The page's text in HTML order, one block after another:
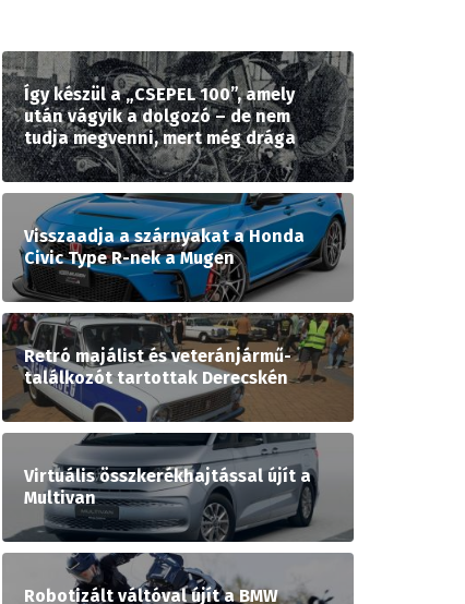
Így készül a „CSEPEL 100”, amely
után vágyik a dolgozó – de nem
tudja megvenni, mert még drága
Visszaadja a szárnyakat a Honda
Civic Type R-nek a Mugen
Retró majálist és veteránjármű-
találkozót tartottak Derecskén
Virtuális összkerékhajtással újít a
Multivan
Robotizált váltóval újít a BMW